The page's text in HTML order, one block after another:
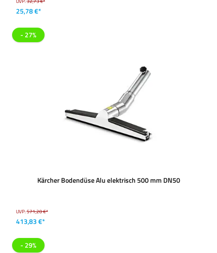
25,78 €*
- 27%
Kärcher Bodendüse Alu elektrisch 500 mm DN50
UVP:571,20 €*
413,83 €*
- 29%